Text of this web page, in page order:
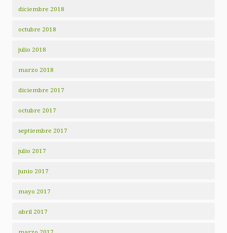
diciembre 2018
octubre 2018
julio 2018
marzo 2018
diciembre 2017
octubre 2017
septiembre 2017
julio 2017
junio 2017
mayo 2017
abril 2017